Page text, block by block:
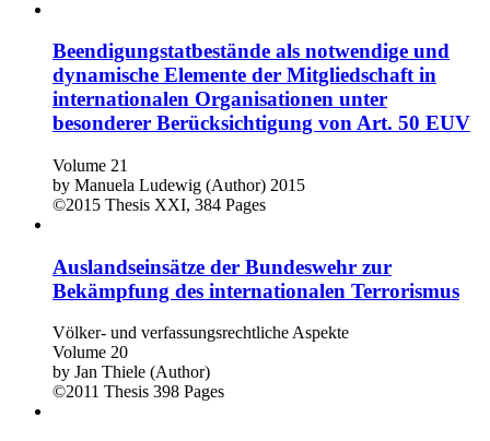
Beendigungstatbestände als notwendige und
dynamische Elemente der Mitgliedschaft in
internationalen Organisationen unter
besonderer Berücksichtigung von Art. 50 EUV
Volume 21
by Manuela Ludewig (Author) 2015
©2015 Thesis XXI, 384 Pages
Auslandseinsätze der Bundeswehr zur
Bekämpfung des internationalen Terrorismus
Völker- und verfassungsrechtliche Aspekte
Volume 20
by Jan Thiele (Author)
©2011 Thesis 398 Pages